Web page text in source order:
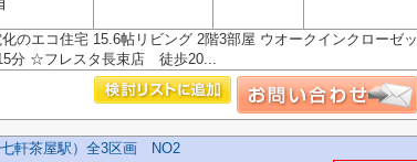
のエコ住宅 15.6帖リビング 2階3部屋 ウオークインクローゼッ
分 ☆フレスタ長束店 徒歩20...
軒茶屋駅）全3区画 NO2